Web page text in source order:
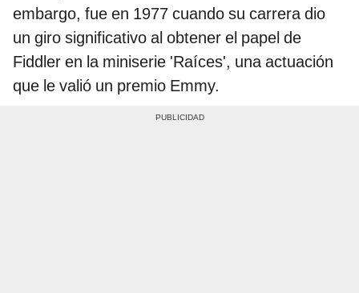
embargo, fue en 1977 cuando su carrera dio
un giro significativo al obtener el papel de
Fiddler en la miniserie 'Raíces', una actuación
que le valió un premio Emmy.